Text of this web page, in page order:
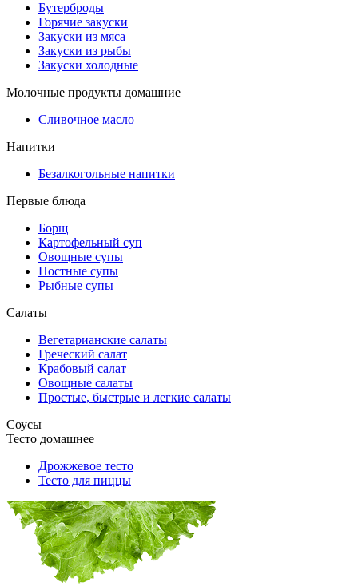
Бутерброды
Горячие закуски
Закуски из мяса
Закуски из рыбы
Закуски холодные
Молочные продукты домашние
Сливочное масло
Напитки
Безалкогольные напитки
Первые блюда
Борщ
Картофельный суп
Овощные супы
Постные супы
Рыбные супы
Салаты
Вегетарианские салаты
Греческий салат
Крабовый салат
Овощные салаты
Простые, быстрые и легкие салаты
Соусы
Тесто домашнее
Дрожжевое тесто
Тесто для пиццы